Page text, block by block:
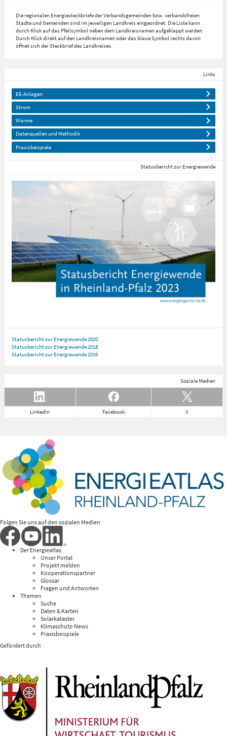
Die regionalen Energiesteckbriefe der Verbandsgemeinden bzw. verbandsfreien
Städte und Gemeinden sind im jeweiligen Landkreis eingeordnet. Die Liste kann
durch Klick auf das Pfeilsymbol neben dem Landkreisnamen aufgeklappt werden.
Durch Klick direkt auf den Landkreisnamen oder das blaue Symbol rechts davon
öffnet sich der Steckbrief des Landkreises.
Links
EE-Anlagen
Strom
Wärme
Datenquellen und Methodik
Praxisbeispiele
Statusbericht zur Energiewende
Statusbericht zur Energiewende 2020
Statusbericht zur Energiewende 2018
Statusbericht zur Energiewende 2016
Soziale Medien
LinkedIn Facebook X
Folgen Sie uns auf den sozialen Medien
Der Energieatlas
Unser Portal
Projekt melden
Kooperationspartner
Glossar
Fragen und Antworten
Themen
Suche
Daten & Karten
Solarkataster
Klimaschutz-News
Praxisbeispiele
Gefördert durch